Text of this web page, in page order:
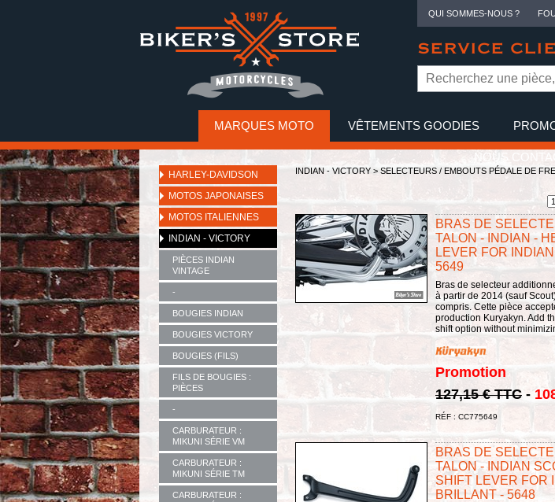
QUI SOMMES-NOUS ?
SERVICE
MARQUES MOTO VÊTEMENTS GOODIES
NOUS
HARLEY-DAVIDSON
MOTOS JAPONAISES
MOTOS ITALIENNES
INDIAN - VICTORY
PIÈCES INDIAN
VINTAGE
-
BOUGIES INDIAN
BOUGIES VICTORY
BOUGIES (FILS)
FILS DE BOUGIES :
PIÈCES
-
CARBURATEUR :
MIKUNI SÉRIE VM
CARBURATEUR :
MIKUNI SÉRIE TM
CARBURATEUR :
INDIAN - VICTORY > SELECTEURS / EMBOUTS PÉDALE DE
BRAS DE
TALON - INDIAN -
LEVER FOR
5649
Bras de selecteur
à partir de 2014 (sauf
compris. Cette pièce
production Kuryakyn. Add
shift option without
Promotion
127,15 € TTC -
RÉF : CC775649
BRAS DE
TALON - INDIAN
SHIFT LEVER FOR
BRILLANT - 5648